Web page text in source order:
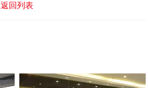
返回列表